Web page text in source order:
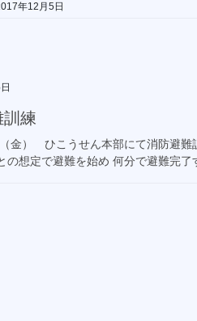
年12月5日
練
金） ひこうせん本部にて消防避難
の想定で避難を始め 何分で避難完